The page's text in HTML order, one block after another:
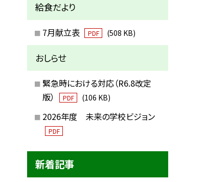
給食だより
7月献立表 PDF (508 KB)
おしらせ
緊急時における対応（R6.8改定
版）
PDF (106 KB)
2026年度 未来の学校ビジョン
PDF
新着記事